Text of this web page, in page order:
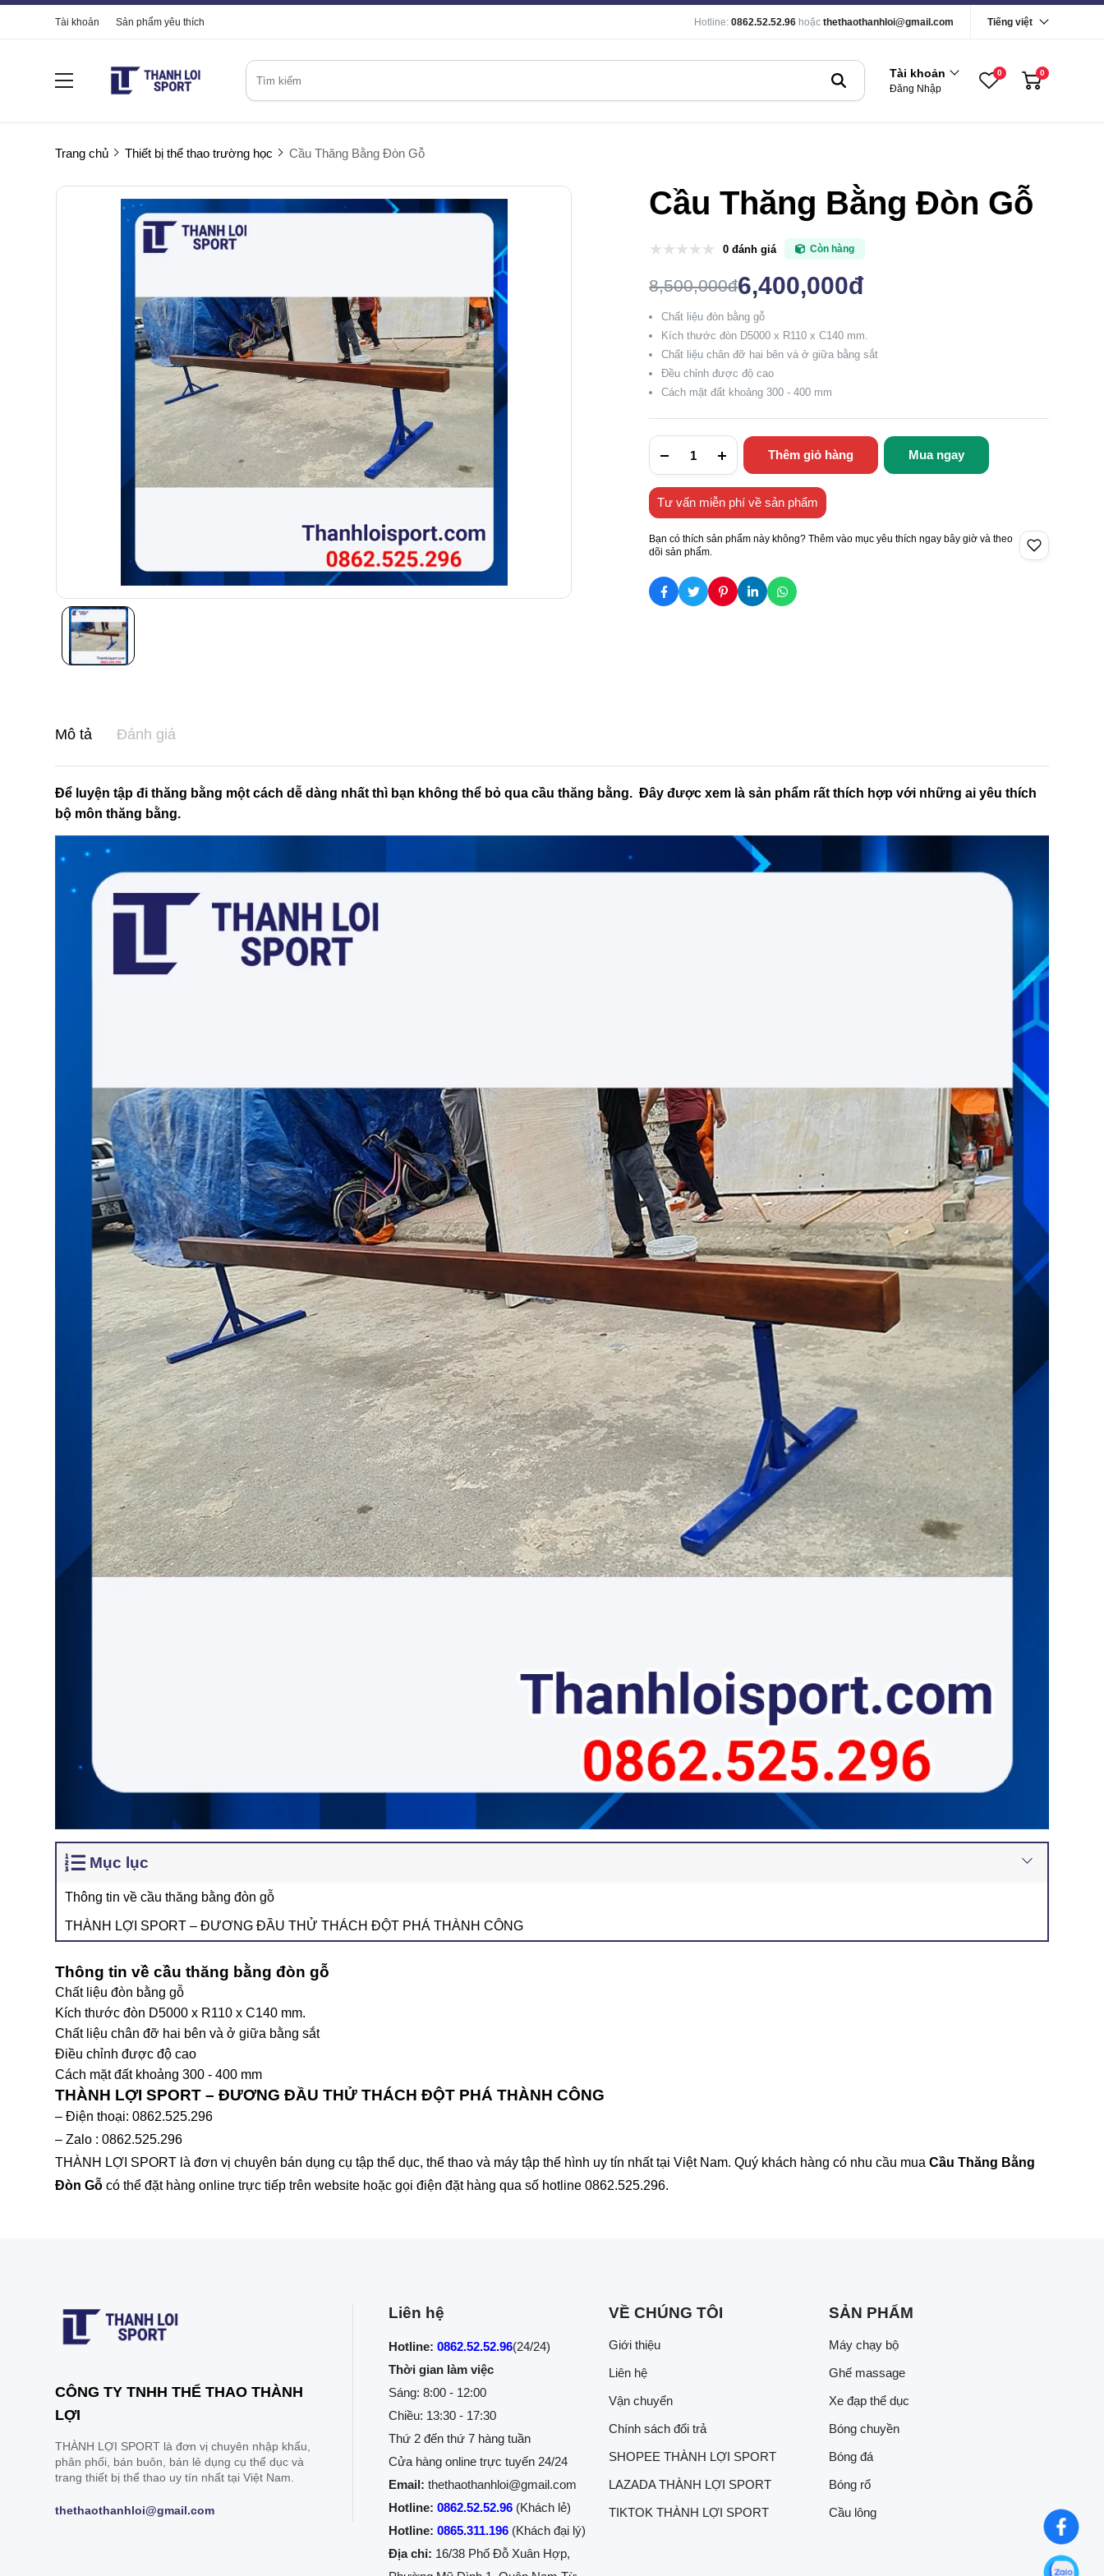
Tài khoản Sản phẩm yêu thích Hotline: 0862.52.52.96 hoặc thethaothanhloi@gmail.com Tiếng việt
Tài khoản
Đăng Nhập
0 0
Trang chủ Thiết bị thể thao trường học Cầu Thăng Bằng Đòn Gỗ
Cầu Thăng Bằng Đòn Gỗ
0 đánh giá Còn hàng
8,500,000đ6,400,000đ
Chất liệu đòn bằng gỗ
Kích thước đòn D5000 x R110 x C140 mm.
Chất liệu chân đỡ hai bên và ở giữa bằng sắt
Đều chỉnh được độ cao
Cách mặt đất khoảng 300 - 400 mm
Thêm giỏ hàng Mua ngay
Tư vấn miễn phí về sản phẩm
Bạn có thích sản phẩm này không? Thêm vào mục yêu thích ngay bây giờ và theo
dõi sản phẩm.
Mô tả Đánh giá
Để luyện tập đi thăng bằng một cách dễ dàng nhất thì bạn không thể bỏ qua cầu thăng bằng. Đây được xem là sản phẩm rất thích hợp với những ai yêu thích
bộ môn thăng bằng.
Mục lục
Thông tin về cầu thăng bằng đòn gỗ
THÀNH LỢI SPORT – ĐƯƠNG ĐẦU THỬ THÁCH ĐỘT PHÁ THÀNH CÔNG
Thông tin về cầu thăng bằng đòn gỗ
Chất liệu đòn bằng gỗ
Kích thước đòn D5000 x R110 x C140 mm.
Chất liệu chân đỡ hai bên và ở giữa bằng sắt
Điều chỉnh được độ cao
Cách mặt đất khoảng 300 - 400 mm
THÀNH LỢI SPORT – ĐƯƠNG ĐẦU THỬ THÁCH ĐỘT PHÁ THÀNH CÔNG
– Điện thoại: 0862.525.296
– Zalo : 0862.525.296
THÀNH LỢI SPORT là đơn vị chuyên bán dụng cụ tập thể dục, thể thao và máy tập thể hình uy tín nhất tại Việt Nam. Quý khách hàng có nhu cầu mua Cầu Thăng Bằng
Đòn Gỗ có thể đặt hàng online trực tiếp trên website hoặc gọi điện đặt hàng qua số hotline 0862.525.296.
CÔNG TY TNHH THỂ THAO THÀNH
LỢI
THÀNH LỢI SPORT là đơn vị chuyên nhập khẩu,
phân phối, bán buôn, bán lẻ dụng cụ thể dục và
trang thiết bị thể thao uy tín nhất tại Việt Nam.
thethaothanhloi@gmail.com
Liên hệ
Hotline: 0862.52.52.96(24/24)
Thời gian làm việc
Sáng: 8:00 - 12:00
Chiều: 13:30 - 17:30
Thứ 2 đến thứ 7 hàng tuần
Cửa hàng online trực tuyến 24/24
Email: thethaothanhloi@gmail.com
Hotline: 0862.52.52.96 (Khách lẻ)
Hotline: 0865.311.196 (Khách đại lý)
Địa chỉ: 16/38 Phố Đỗ Xuân Hợp,
VỀ CHÚNG TÔI
Giới thiệu
Liên hệ
Vận chuyển
Chính sách đổi trả
SHOPEE THÀNH LỢI SPORT
LAZADA THÀNH LỢI SPORT
TIKTOK THÀNH LỢI SPORT
SẢN PHẨM
Máy chạy bộ
Ghế massage
Xe đạp thể dục
Bóng chuyền
Bóng đá
Bóng rổ
Cầu lông